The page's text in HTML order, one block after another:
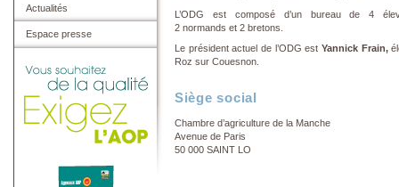
Actualités
Espace presse
L’ODG est composé d’un bureau de 4
2 normands et 2 bretons.
Le président actuel de l’ODG est Yannick Frain,
Roz sur Couesnon.
Siège social
Chambre d’agriculture de la Manche
Avenue de Paris
50 000 SAINT LO